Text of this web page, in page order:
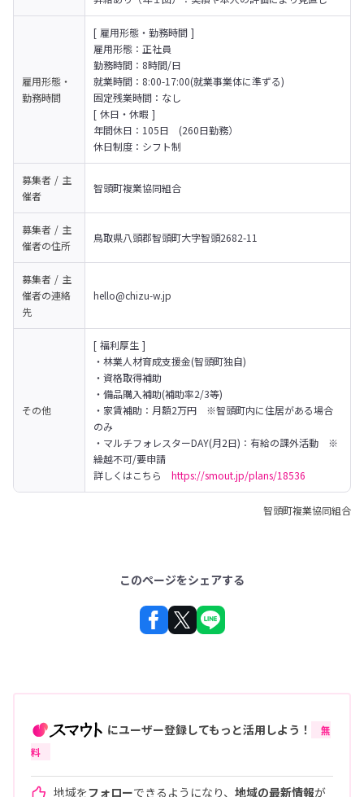
雇用形態・
勤務時間
[ 雇用形態・勤務時間 ]
雇用形態：正社員
勤務時間：8時間/日
就業時間：8:00-17:00(就業事業体に準ずる)
固定残業時間：なし
[ 休日・休暇 ]
年間休日：105日　(260日勤務）
休日制度：シフト制
募集者 / 主
催者
智頭町複業協同組合
募集者 / 主
催者の住所
鳥取県八頭郡智頭町大字智頭2682-11
募集者 / 主
催者の連絡
先
hello@chizu-w.jp
その他
[ 福利厚生 ]
・林業人材育成支援金(智頭町独自)
・資格取得補助
・備品購入補助(補助率2/3等)
・家賃補助：月額2万円　※智頭町内に住居がある場合
のみ
・マルチフォレスターDAY(月2日)：有給の課外活動　※
繰越不可/要申請
詳しくはこちら https://smout.jp/plans/18536
智頭町複業協同組合
このページをシェアする
にユーザー登録してもっと活用しよう！
無
料
地域をフォローできるようになり、 地域の最新情報が